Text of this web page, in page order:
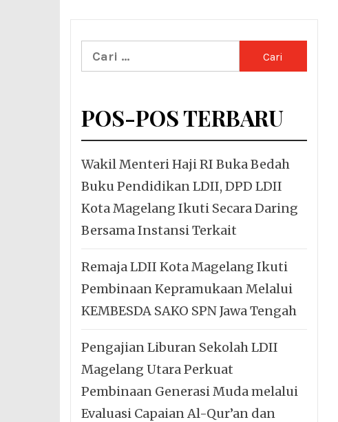
Cari
untuk:
POS-POS TERBARU
Wakil Menteri Haji RI Buka Bedah
Buku Pendidikan LDII, DPD LDII
Kota Magelang Ikuti Secara Daring
Bersama Instansi Terkait
Remaja LDII Kota Magelang Ikuti
Pembinaan Kepramukaan Melalui
KEMBESDA SAKO SPN Jawa Tengah
Pengajian Liburan Sekolah LDII
Magelang Utara Perkuat
Pembinaan Generasi Muda melalui
Evaluasi Capaian Al-Qur’an dan